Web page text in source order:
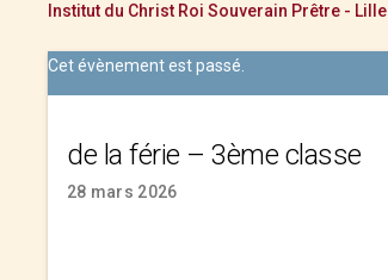
Institut du Christ Roi Souverain Prêtre - Lille
Cet évènement est passé.
de la férie – 3ème classe
28 mars 2026